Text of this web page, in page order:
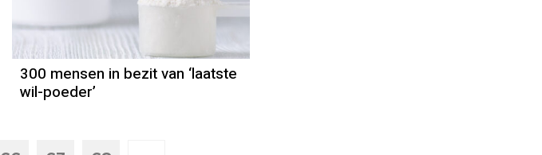
300 mensen in bezit van ‘laatste
wil-poeder’